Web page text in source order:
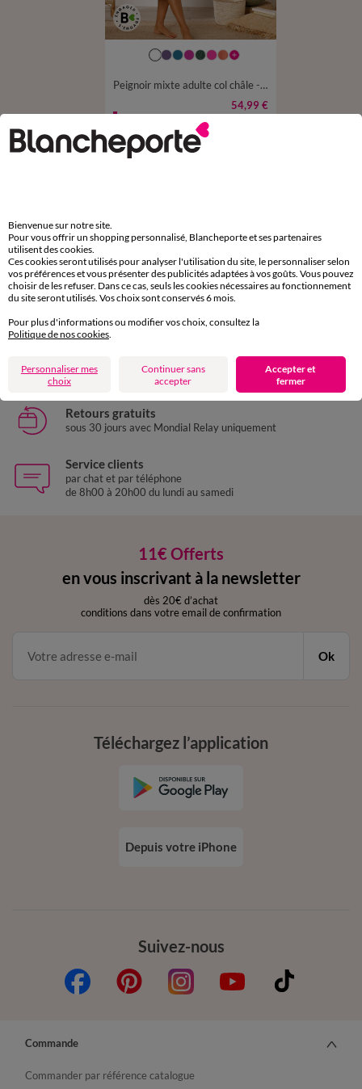
34/36 38/40 42/44
46/48
Peignoir mixte adulte col châle - éponge bouclette 380 g/m²
54,99 €
-50% dès 2 art Code 899013
Paiement 100% sécurisé
domicile, relais, consignes automatiques
Retours gratuits
sous 30 jours avec Mondial Relay uniquement
Service clients
par chat et par téléphone
de 8h00 à 20h00 du lundi au samedi
11€ Offerts
en vous inscrivant à la newsletter
dès 20€ d’achat
conditions dans votre email de confirmation
Ok
Suivez-nous
Téléchargez l’application
Depuis votre iPhone
Commande
Commander par référence catalogue
Bienvenue sur notre site.
Pour vous offrir un shopping personnalisé, Blancheporte et ses partenaires
utilisent des cookies.
Ces cookies seront utilisés pour analyser l'utilisation du site, le personnaliser selon
vos préférences et vous présenter des publicités adaptées à vos goûts. Vous pouvez
choisir de les refuser. Dans ce cas, seuls les cookies nécessaires au fonctionnement
du site seront utilisés. Vos choix sont conservés 6 mois.
Pour plus d'informations ou modifier vos choix, consultez la
Politique de nos cookies.
Personnaliser mes
choix
Continuer sans
accepter
Accepter et
fermer